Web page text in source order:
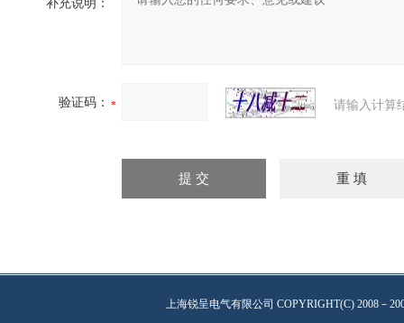
补充说明：
验证码： 请输入计算
上海锐呈电气有限公司 COPYRIGHT(C) 2008－